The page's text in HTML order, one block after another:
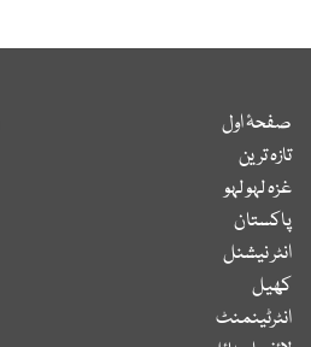
صفحۂ اول
تازہ ترین
غزہ لہو لہو
پاکستان
انٹر نیشنل
کھیل
انٹرٹینمنٹ